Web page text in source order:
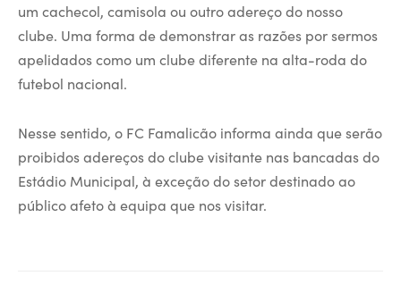
um cachecol, camisola ou outro adereço do nosso
clube. Uma forma de demonstrar as razões por sermos
apelidados como um clube diferente na alta-roda do
futebol nacional.
Nesse sentido, o FC Famalicão informa ainda que serão
proibidos adereços do clube visitante nas bancadas do
Estádio Municipal, à exceção do setor destinado ao
público afeto à equipa que nos visitar.